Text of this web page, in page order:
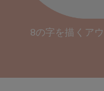
8の字を描くア